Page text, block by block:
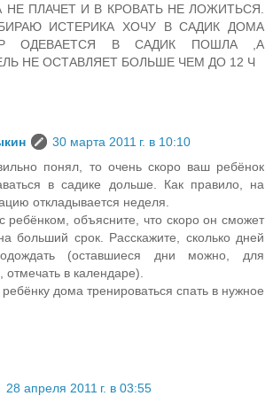
ПЛАЧЕТ И В КРОВАТЬ НЕ ЛОЖИТЬСЯ.
ИСТЕРИКА ХОЧУ В САДИК ДОМА
ОДЕВАЕТСЯ В САДИК ПОШЛА ,А
НЕ ОСТАВЛЯЕТ БОЛЬШЕ ЧЕМ ДО 12 Ч
30 марта 2011 г. в 10:10
понял, то очень скоро ваш ребёнок
в садике дольше. Как правило, на
откладывается неделя.
ребёнком, объясните, что скоро он сможет
больший срок. Расскажите, сколько дней
(оставшиеся дни можно, для
отмечать в календаре).
дома тренироваться спать в нужное
28 апреля 2011 г. в 03:55